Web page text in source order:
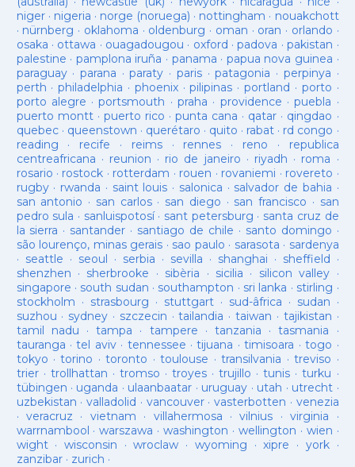
niger· nigeria · norge (noruega) · nottingham · nouakchott
· nürnberg · oklahoma · oldenburg · oman · oran · orlando ·
osaka · ottawa · ouagadougou · oxford ·padova ·pakistan ·
palestine · pamplona iruña · panama · papua nova guinea ·
paraguay· parana ·paraty · paris·patagonia · perpinya ·
perth ·philadelphia · phoenix·pilipinas ·portland · porto ·
porto alegre ·portsmouth ·praha · providence ·puebla ·
puerto montt· puerto rico ·punta cana · qatar · qingdao ·
quebec· queenstown · querétaro · quito · rabat · rd congo ·
reading · recife · reims· rennes · reno · republica
centreafricana · reunion · rio de janeiro · riyadh · roma ·
rosario · rostock · rotterdam · rouen · rovaniemi · rovereto ·
rugby· rwanda · saint louis · salonica · salvador de bahia ·
san antonio · san carlos· san diego · san francisco · san
pedro sula · sanluispotosí· sant petersburg · santa cruz de
la sierra · santander · santiago de chile · santo domingo ·
são lourenço, minas gerais · sao paulo · sarasota · sardenya
· seattle · seoul · serbia · sevilla · shanghai · sheffield ·
shenzhen · sherbrooke · sibèria · sicilia · silicon valley ·
singapore · south sudan · southampton · sri lanka · stirling ·
stockholm · strasbourg · stuttgart· sud-âfrica · sudan ·
suzhou · sydney · szczecin ·tailandia ·taiwan · tajikistan ·
tamil nadu ·tampa · tampere · tanzania ·tasmania ·
tauranga ·tel aviv· tennessee ·tijuana ·timisoara ·togo ·
tokyo ·torino ·toronto ·toulouse ·transilvania ·treviso ·
trier· trollhattan · tromso · troyes·trujillo ·tunis ·turku ·
tübingen · uganda · ulaanbaatar · uruguay · utah · utrecht ·
uzbekistan · valladolid · vancouver· vasterbotten · venezia
· veracruz · vietnam · villahermosa ·vilnius ·virginia ·
warrnambool ·warszawa ·washington · wellington · wien ·
wight· wisconsin ·wroclaw · wyoming ·xipre · york·
zanzibar· zurich ·